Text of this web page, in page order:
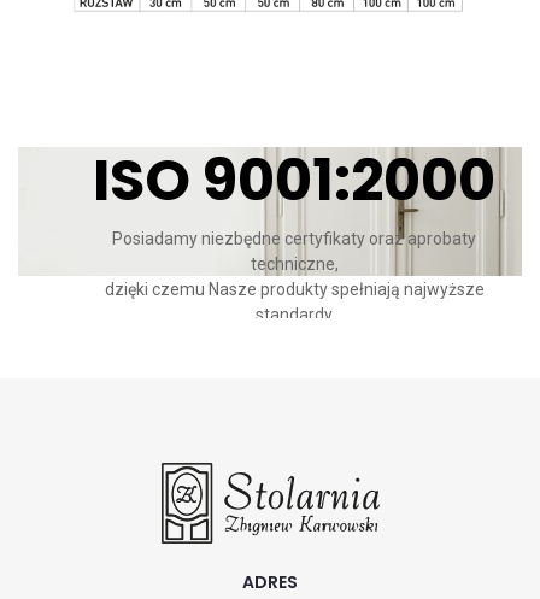
CERTYFIKATY
ISO 9001:2000
Posiadamy niezbędne certyfikaty oraz aprobaty
techniczne,
dzięki czemu Nasze produkty spełniają najwyższe
standardy
ADRES